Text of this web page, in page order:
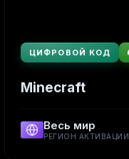
ЦИФРОВОЙ КОД
Minecraft
Весь мир
РЕГИОН АКТИВАЦИИ